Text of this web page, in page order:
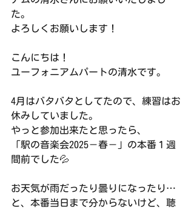
た。
よろしくお願いします！
こんにちは！
ユーフォニアムパートの清水です。
4月はバタバタとしてたので、練習はお
休みしていました。
やっと参加出来たと思ったら、
「駅の音楽会2025－春－」の本番１週
間前でした💦
お天気が雨だったり曇りになったり…
と、本番当日まで分からないけど、聴